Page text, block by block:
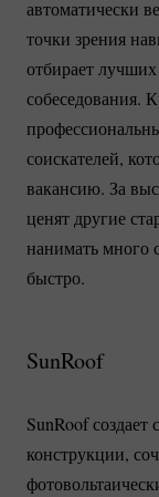
автоматически
точки зрения
отбирает
собеседования.
соискателей,
вакансию. За
ценят другие
нанимать много
быстро.
SunRoof
SunRoof
конструкции,